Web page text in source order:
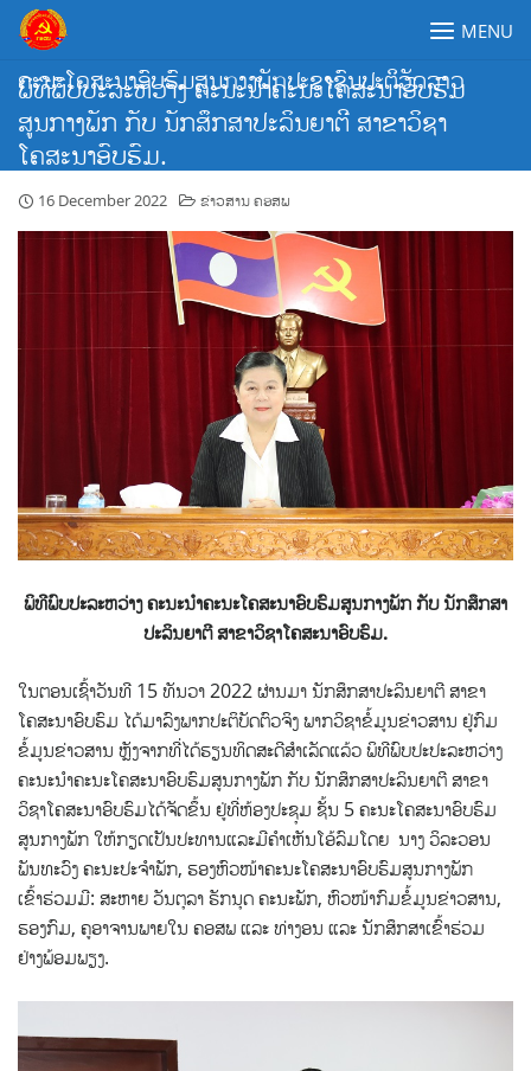
Skip
content
ຄະນະໂຄສະນາອົບຮົມສູນກາງພັກປະຊາຊົນປະຕິວັດລາວ
MENU
ພິທີພົບປະລະຫວ່າງ ຄະນະນຳຄະນະໂຄສະນາອົບຮົມ
ສູນກາງພັກ ກັບ ນັກສຶກສາປະລິນຍາຕີ ສາຂາວິຊາ
ໂຄສະນາອົບຮົມ.
16 December 2022 ຂ່າວສານ ຄອສພ
ພິທີພົບປະລະຫວ່າງ ຄະນະນຳຄະນະໂຄສະນາອົບຮົມສູນກາງພັກ ກັບ ນັກສຶກສາ
ປະລິນຍາຕີ ສາຂາວິຊາໂຄສະນາອົບຮົມ.
ໃນຕອນເຊົ້າວັນທີ 15 ທັນວາ 2022 ຜ່ານມາ ນັກສຶກສາປະລິນຍາຕີ ສາຂາ
ໂຄສະນາອົບຮົມ ໄດ້ມາລົງພາກປະຕິບັດຕົວຈິງ ພາກວິຊາຂໍ້ມູນຂ່າວສານ ຢູ່ກົມ
ຂໍ້ມູນຂ່າວສານ ຫຼັງຈາກທີ່ໄດ້ຮຽນທິດສະດີສໍາເລັດແລ້ວ ພິທີພົບປະປະລະຫວ່າງ
ຄະນະນຳຄະນະໂຄສະນາອົບຮົມສູນກາງພັກ ກັບ ນັກສຶກສາປະລິນຍາຕີ ສາຂາ
ວິຊາໂຄສະນາອົບຮົມໄດ້ຈັດຂຶ້ນ ຢູ່ທີ່ຫ້ອງປະຊຸມ ຊັ້ນ 5 ຄະນະໂຄສະນາອົບຮົມ
ສູນກາງພັກ ໃຫ້ກຽດເປັນປະທານແລະມີຄໍາເຫັນໂອ້ລົມໂດຍ ນາງ ວິລະວອນ
ພັນທະວົງ ຄະນະປະຈໍາພັກ, ຮອງຫົວໜ້າຄະນະໂຄສະນາອົບຮົມສູນກາງພັກ
ເຂົ້າຮ່ວມມີ: ສະຫາຍ ວັນຕຸລາ ຣັກນຸດ ຄະນະພັກ, ຫົວໜ້າກົມຂໍ້ມູນຂ່າວສານ,
ຮອງກົມ, ຄູອາຈານພາຍໃນ ຄອສພ ແລະ ທ່າງອນ ແລະ ນັກສຶກສາເຂົ້າຮ່ວມ
ຢ່າງພ້ອມພຽງ.